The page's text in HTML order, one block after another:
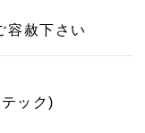
容赦下さい
ック)